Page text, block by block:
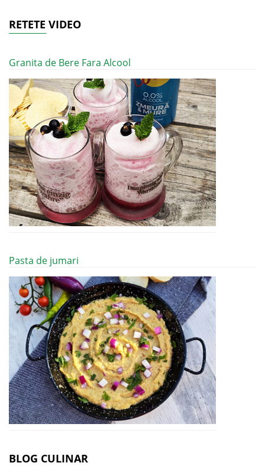
RETETE VIDEO
Granita de Bere Fara Alcool
Pasta de jumari
BLOG CULINAR